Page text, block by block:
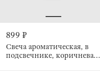
899 ₽
Свеча ароматическая, в
подсвечнике, коричневая,